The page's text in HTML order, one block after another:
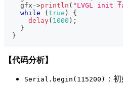
    gfx
->println ( "LVGL init
while
(true )
{
delay( 1000 ) ;
}
}
【代码分析】
Serial.begin(115200)
：